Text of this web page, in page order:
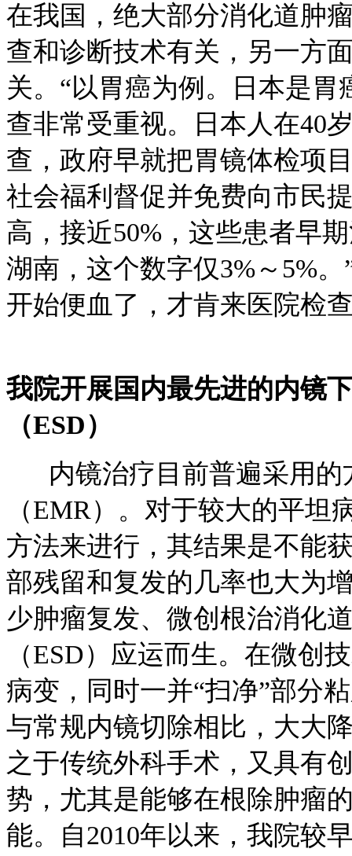
在我国，绝大部分消化道肿
查和诊断技术有关，另一方
关。“以胃癌为例。日本是
查非常受重视。日本人在40
查，政府早就把胃镜体检项
社会福利督促并免费向市民
高，接近50%，这些患者早
湖南，这个数字仅3%～5%
开始便血了，才肯来医院检
我院开展国内最先进的内镜
（ESD）
内镜治疗目前普遍采用的
（EMR）。对于较大的平
方法来进行，其结果是不能
部残留和复发的几率也大为
少肿瘤复发、微创根治消化
（ESD）应运而生。在微创
病变，同时一并“扫净”部分
与常规内镜切除相比，大大
之于传统外科手术，又具有
势，尤其是能够在根除肿瘤
能。自2010年以来，我院较